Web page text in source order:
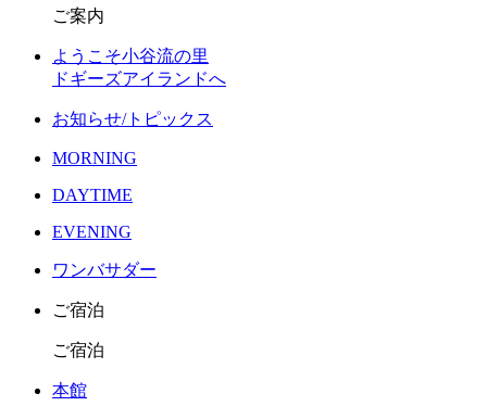
ご案内
ようこそ小谷流の里
ドギーズアイランドへ
お知らせ/トピックス
MORNING
DAYTIME
EVENING
ワンバサダー
ご宿泊
ご宿泊
本館